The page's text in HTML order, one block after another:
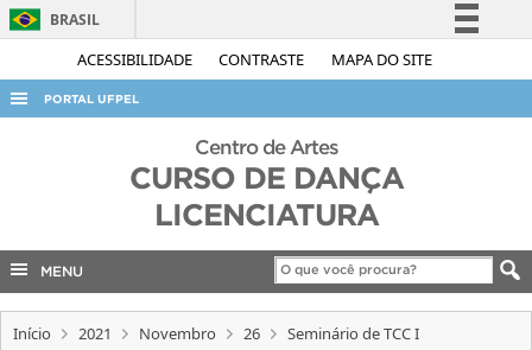
ACESSIBILIDADE CONTRASTE MAPA DO SITE
BRASIL
Simplifique!
Acesso à informação
Legislação
PORTAL UFPEL
ACESSO À INFORMAÇÃO
INTERNACIONAL
Centro de Artes
CURSO DE DANÇA
LICENCIATURA
MENU
Início 2021 Novembro 26 Seminário de TCC I